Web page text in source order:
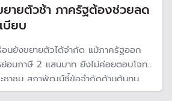
ยายตัวช้า ภาครัฐต้องช่วยลด
บียบ
อนยังขยายตัวได้จำกัด แม้ภาครัฐออก
อนภาษี 2 แสนบาท ยังไม่ค่อยตอบโจทย์
ชาชน สภาพัฒน์ชี้ข้อจำกัดด้านต้นทุน
ขั้นตอนการขออนุญาตจากภาครัฐที่ยัง